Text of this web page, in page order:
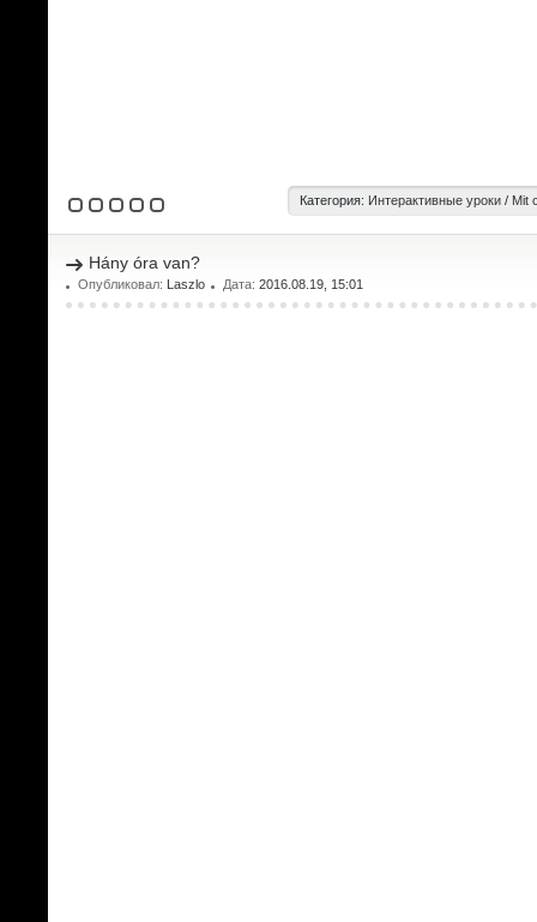
Категория: Интерактивные уроки / Mit
Hány óra van?
Опубликовал: Laszlo Дата: 2016.08.19, 15:01